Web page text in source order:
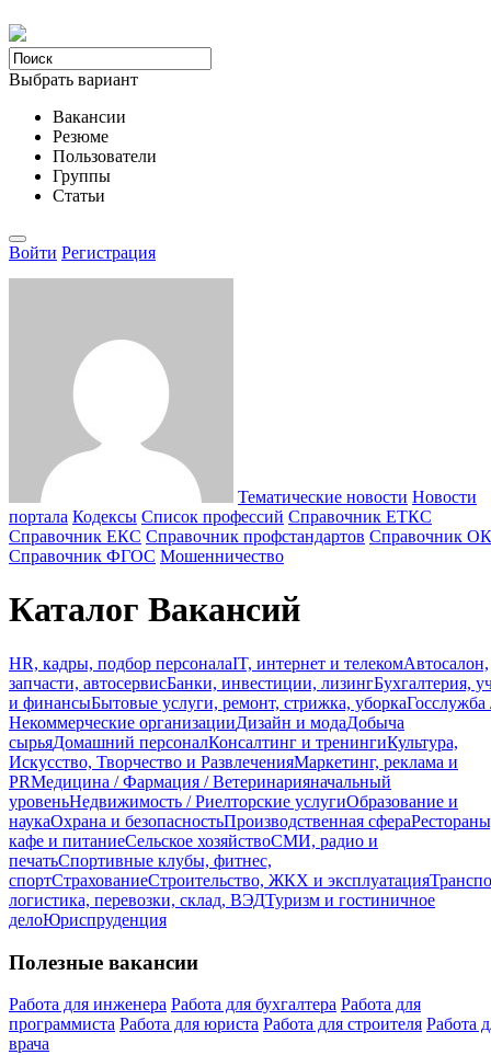
Выбрать вариант
Вакансии
Резюме
Пользователи
Группы
Статьи
Войти Регистрация
Тематические новости Новости
портала Кодексы Cписок профессий Справочник ЕТКС
Справочник ЕКС Справочник профстандартов Справочник
Справочник ФГОС Мошенничество
Каталог Вакансий
HR, кадры, подбор персоналаIT, интернет и телекомАвтосалон,
запчасти, автосервисБанки, инвестиции, лизингБухгалтерия,
и финансыБытовые услуги, ремонт, стрижка, уборкаГосслужба
Некоммерческие организацииДизайн и модаДобыча
сырьяДомашний персоналКонсалтинг и тренингиКультура,
Искусство, Творчество и РазвлеченияМаркетинг, реклама и
PRМедицина / Фармация / Ветеринарияначальный
уровеньНедвижимость / Риелторские услугиОбразование и
наукаОхрана и безопасностьПроизводственная сфера
кафе и питаниеСельское хозяйствоСМИ, радио и
печатьСпортивные клубы, фитнес,
спортСтрахованиеСтроительство, ЖКХ и эксплуатация
логистика, перевозки, склад, ВЭДТуризм и гостиничное
делоЮриспруденция
Полезные вакансии
Работа для инженера Работа для бухгалтера Работа для
программиста Работа для юриста Работа для строителя Работа
врача